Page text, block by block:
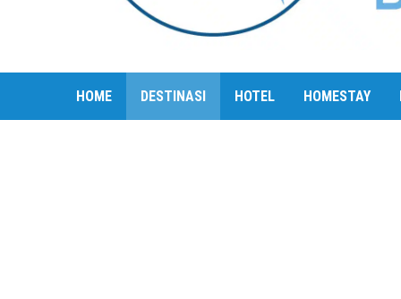
HOME DESTINASI HOTEL HOMESTAY